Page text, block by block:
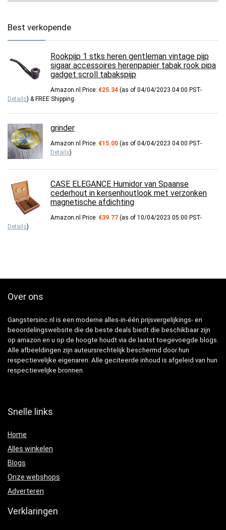
Best verkopende
Rookpijp 1 stks heren gentleman vintage pijp
sigaar accessoires herenpapier tabak rook pipa
gadget scroll tabakspijp
Amazon.nl Price: €25.34 (as of 04/04/2023 04:00 PST-
Details) & FREE Shipping.
grinder
Amazon.nl Price: €15.00 (as of 04/04/2023 04:00 PST-
Details)
CASE ELEGANCE Humidor van Spaanse
cederhout in kersenhoutlook met verzonken
magnetische afdichting
Amazon.nl Price: €39.77 (as of 10/04/2023 05:00 PST-
Details)
Over ons
Gangstersinc.nl is een moderne alles-in-één prijsvergelijkings- en
beoordelingswebsite die de beste deals biedt die beschikbaar zijn
op amazon en u op de hoogte houdt via de laatst toegevoegde blogs.
Alle afbeeldingen zijn auteursrechtelijk beschermd door hun
respectievelijke eigenaren. Alle geciteerde inhoud is afgeleid van hun
respectievelijke bronnen.
Snelle links
Home
Alles winkelen
Blogs
Onze webshops
Adverteren
Verklaringen